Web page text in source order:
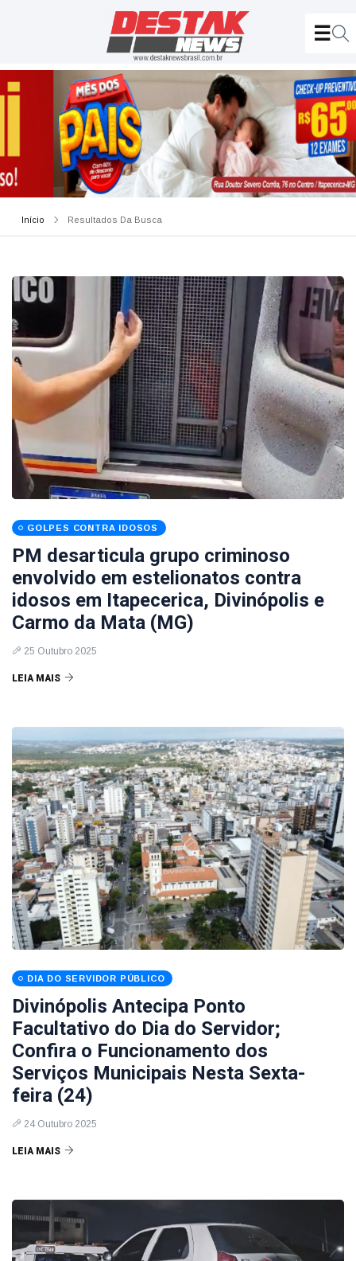
Início Resultados Da Busca
GOLPES CONTRA IDOSOS
PM desarticula grupo criminoso
envolvido em estelionatos contra
idosos em Itapecerica, Divinópolis e
Carmo da Mata (MG)
25 Outubro 2025
LEIA MAIS
DIA DO SERVIDOR PÚBLICO
Divinópolis Antecipa Ponto
Facultativo do Dia do Servidor;
Confira o Funcionamento dos
Serviços Municipais Nesta Sexta-
feira (24)
24 Outubro 2025
LEIA MAIS